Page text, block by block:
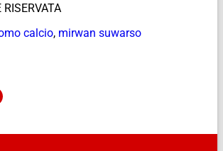
calcio, mirwan suwarso